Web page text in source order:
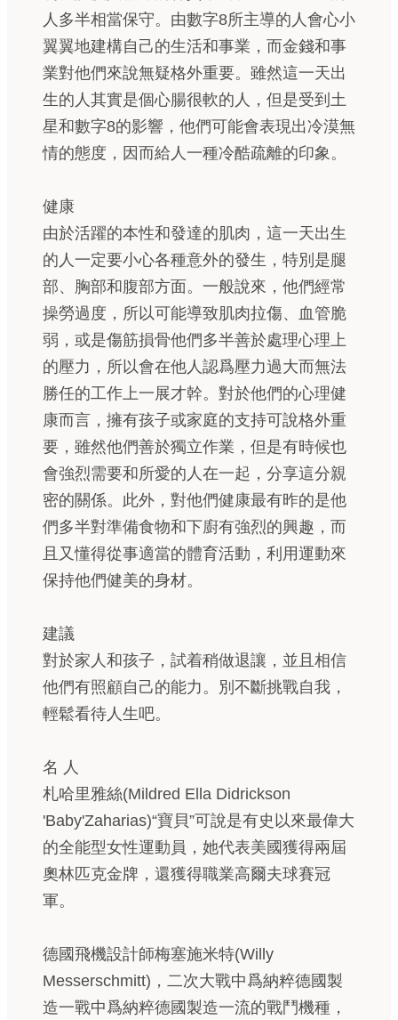
人多半相當保守。由數字8所主導的人會心小
翼翼地建構自己的生活和事業，而金錢和事
業對他們來說無疑格外重要。雖然這一天出
生的人其實是個心腸很軟的人，但是受到土
星和數字8的影響，他們可能會表現出冷漠無
情的態度，因而給人一種冷酷疏離的印象。
健康
由於活躍的本性和發達的肌肉，這一天出生
的人一定要小心各種意外的發生，特別是腿
部、胸部和腹部方面。一般說來，他們經常
操勞過度，所以可能導致肌肉拉傷、血管脆
弱，或是傷筋損骨他們多半善於處理心理上
的壓力，所以會在他人認爲壓力過大而無法
勝任的工作上一展才幹。對於他們的心理健
康而言，擁有孩子或家庭的支持可說格外重
要，雖然他們善於獨立作業，但是有時候也
會強烈需要和所愛的人在一起，分享這分親
密的關係。此外，對他們健康最有昨的是他
們多半對準備食物和下廚有強烈的興趣，而
且又懂得從事適當的體育活動，利用運動來
保持他們健美的身材。
建議
對於家人和孩子，試着稍做退讓，並且相信
他們有照顧自己的能力。別不斷挑戰自我，
輕鬆看待人生吧。
名 人
札哈里雅絲(Mildred Ella Didrickson
'Baby'Zaharias)“寶貝”可說是有史以來最偉大
的全能型女性運動員，她代表美國獲得兩屆
奧林匹克金牌，還獲得職業高爾夫球賽冠
軍。
德國飛機設計師梅塞施米特(Willy
Messerschmitt)，二次大戰中爲納粹德國製
造一戰中爲納粹德國製造一流的戰鬥機種，